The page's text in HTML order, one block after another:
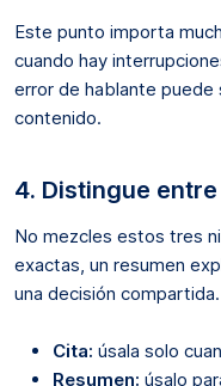
Este punto importa
cuando hay
error de hablante puede
contenido.
4. Distingue
No mezcles estos tres
exactas, un resumen
una decisión compartida.
Cita: úsala solo
Resumen: úsalo